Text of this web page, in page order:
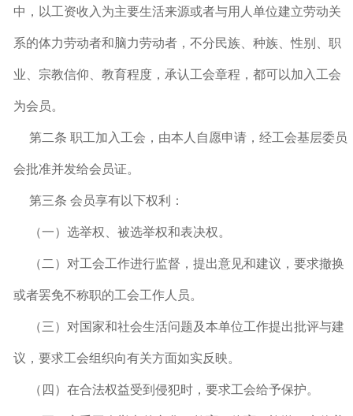
中，以工资收入为主要生活来源或者与用人单位建立劳动关
系的体力劳动者和脑力劳动者，不分民族、种族、性别、职
业、宗教信仰、教育程度，承认工会章程，都可以加入工会
为会员。
第二条 职工加入工会，由本人自愿申请，经工会基层委员
会批准并发给会员证。
第三条 会员享有以下权利：
（一）选举权、被选举权和表决权。
（二）对工会工作进行监督，提出意见和建议，要求撤换
或者罢免不称职的工会工作人员。
（三）对国家和社会生活问题及本单位工作提出批评与建
议，要求工会组织向有关方面如实反映。
（四）在合法权益受到侵犯时，要求工会给予保护。